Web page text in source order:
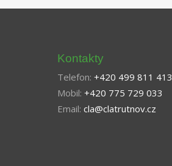
Kontakty
Telefon: +420 499 811 413
Mobil: +420 775 729 033
Email: cla@clatrutnov.cz